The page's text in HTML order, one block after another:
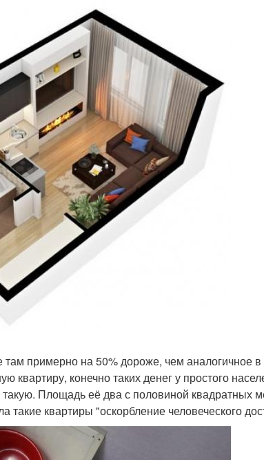
примерно на 50% дороже, чем аналогичное
квартиру, конечно таких денег у простого
Площадь её два с половиной квадратных
квартиры "оскорбление человеческого